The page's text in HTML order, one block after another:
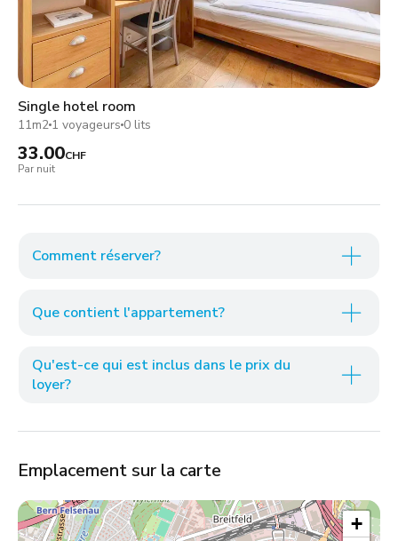
Single hotel room
11m2 1 voyageurs 0 lits
33.00CHF
Par nuit
Comment réserver?
Que contient l'appartement?
Qu'est-ce qui est inclus dans le prix du
loyer?
Emplacement sur la carte
+